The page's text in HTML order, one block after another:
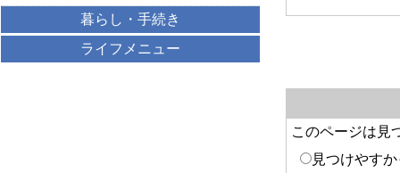
このページは見
見つけやす
暮らし・手続き
ライフメニュー